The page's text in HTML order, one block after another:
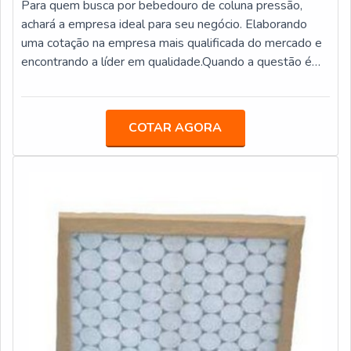
mercado para garantir o sucesso dos
clientes.EFICIÊNCIA E QUALIDADE
COMPROVADAApenas na Veneza Filtros as melhores
opções sempre estão à disposição quando se procura
soluções para filtros e purificadores de água. Os clientes
encontram itens como purificador de água IBBL FR600
Speciale e refil filtro carbon block com ótima qualidade e
excelente custo-benefício.Para tal sucesso, a empresa
seriedade e qualidade, o que garante a melhor
experiência de todos os clientes.
Para quem busca por bebedouro de coluna pressão,
achará a empresa ideal para seu negócio. Elaborando
uma cotação na empresa mais qualificada do mercado e
encontrando a líder em qualidade.Quando a questão é
especializados da Veneza Filtros o cliente conseguirá
especializada.DETALHES SOBRE BEBEDOURO DE
COLUNA PRESSÃOA Veneza Filtros objetiva seus
atividades e biblioteca técnica de apoio, tudo para
garantir bebedouro de coluna pressão com
assertividade.Há muitas maneiras eficientes de
demonstrar competência e excelência em sua área de
atuação. A Veneza Filtros se mostra referência por ter:
Soluções para quem busca a melhor qualidade para a sua
água; Comprometimento com os resultados dos clientes;
Atendimento de forma personalizada para cada
COTAR AGORA